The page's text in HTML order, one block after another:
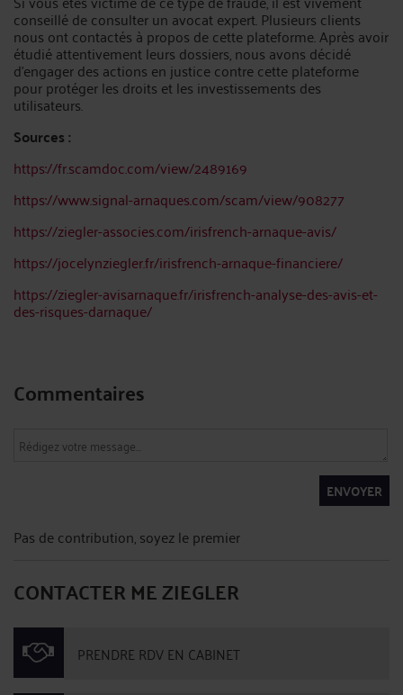
conseillé de consulter un avocat expert. Plusieurs clients
nous ont contactés à propos de cette plateforme. Après avoir
étudié attentivement leurs dossiers, nous avons décidé
d’engager des actions en justice contre cette plateforme
pour protéger les droits et les investissements des
utilisateurs.
Sources :
https://fr.scamdoc.com/view/2489169
https://www.signal-arnaques.com/scam/view/908277
https://ziegler-associes.com/irisfrench-arnaque-avis/
https://jocelynziegler.fr/irisfrench-arnaque-financiere/
https://ziegler-avisarnaque.fr/irisfrench-analyse-des-avis-et-
des-risques-darnaque/
Commentaires
ENVOYER
Pas de contribution, soyez le premier
CONTACTER ME ZIEGLER
PRENDRE RDV EN CABINET